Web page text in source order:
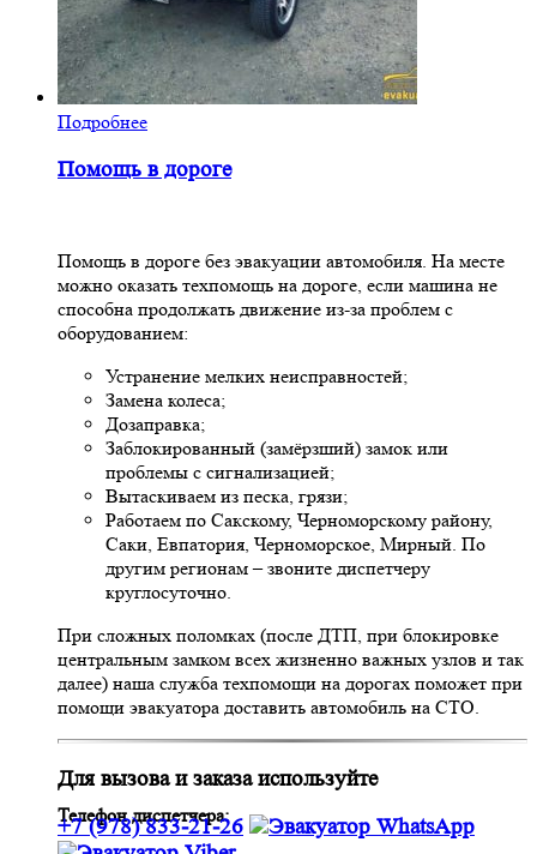
Подробнее
Помощь в дороге
Помощь в дороге без эвакуации автомобиля. На месте
можно оказать техпомощь на дороге, если машина не
способна продолжать движение из-за проблем с
оборудованием:
Устранение мелких неисправностей;
Замена колеса;
Дозаправка;
Заблокированный (замёрзший) замок или
проблемы с сигнализацией;
Вытаскиваем из песка, грязи;
Работаем по Сакскому, Черноморскому району,
Саки, Евпатория, Черноморское, Мирный. По
другим регионам – звоните диспетчеру
круглосуточно.
При сложных поломках (после ДТП, при блокировке
центральным замком всех жизненно важных узлов и так
далее) наша служба техпомощи на дорогах поможет при
помощи эвакуатора доставить автомобиль на СТО.
Для вызова и заказа используйте
Телефон диспетчера:
+7 (978) 833-21-26